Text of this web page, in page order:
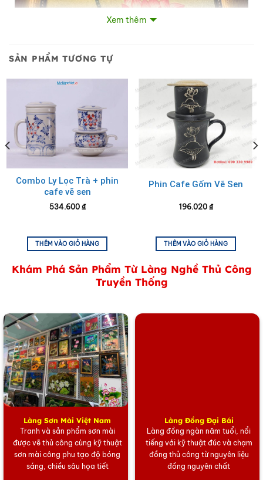
Tranh Sơn Mài Hoa Sen Nền Xanh Đắp Nổi
Tranh Sơn Mài Hoa Sen Nền Xanh Đắp Nổi
Tranh sơn màinước ta bắt nguồn từ nghề sơn ta truyền
thống, qua sự thử nghiệm, ứng dụng của các nghệ
nhân trường Cao đẳng Mỹ thuật Đông Dương,
sơn màiViệt Nam có sự chuyển hướng độc đáo, tinh
tế trên bề mặt và màu sắc.
Tranh sơn màituân thủ chặt chẽ quy trình và kỹ thuật
từ khâu làm vóc cho đến khâu thể hiện, tạo nên những
họa phẩm sơn mài đậm bản sắc Việt mà không một
Xem thêm
SẢN PHẨM TƯƠNG TỰ
Combo Ly Lọc Trà + phin
cafe vẽ sen
534.600 ₫
THÊM VÀO GIỎ HÀNG
Phin Cafe Gốm Vẽ Sen
196.020 ₫
THÊM VÀO GIỎ HÀNG
Khám Phá Sản Phẩm Từ Làng Nghề Thủ Công
Truyền Thống
Làng Sơn Mài Việt Nam
Tranh và sản phẩm sơn mài
được vẽ thủ công cùng kỹ thuật
sơn mài công phu tạo độ bóng
sáng, chiều sâu họa tiết
Làng Đồng Đại Bái
Làng đồng ngàn năm tuổi, nổi
tiếng với kỹ thuật đúc và chạm
đồng thủ công từ nguyên liệu
đồng nguyên chất